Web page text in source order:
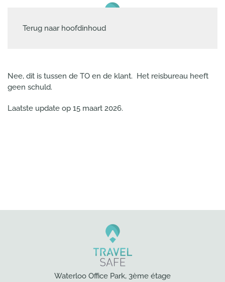
Terug naar hoofdinhoud
Nee, dit is tussen de TO en de klant. Het reisbureau heeft
geen schuld.
Laatste update op 15 maart 2026.
Waterloo Office Park, 3ème étage